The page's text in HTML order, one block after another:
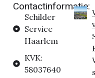
Contactinformatie:
Schilder
Service
Haarlem
KVK:
58037640